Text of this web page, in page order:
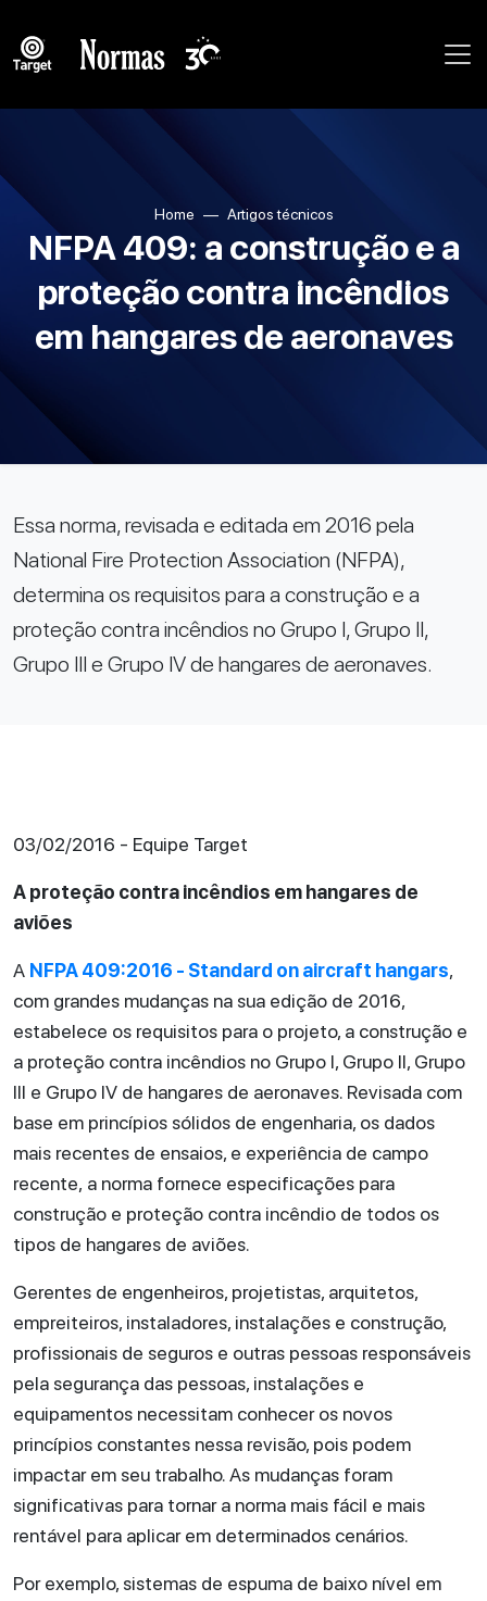
Home Artigos técnicos
NFPA 409: a construção e a
proteção contra incêndios
em hangares de aeronaves
Essa norma, revisada e editada em 2016 pela
National Fire Protection Association (NFPA),
determina os requisitos para a construção e a
proteção contra incêndios no Grupo I, Grupo II,
Grupo III e Grupo IV de hangares de aeronaves.
03/02/2016 - Equipe Target
A proteção contra incêndios em hangares de
aviões
A NFPA 409:2016 - Standard on aircraft hangars,
com grandes mudanças na sua edição de 2016,
estabelece os requisitos para o projeto, a construção e
a proteção contra incêndios no Grupo I, Grupo II, Grupo
III e Grupo IV de hangares de aeronaves. Revisada com
base em princípios sólidos de engenharia, os dados
mais recentes de ensaios, e experiência de campo
recente, a norma fornece especificações para
construção e proteção contra incêndio de todos os
tipos de hangares de aviões.
Gerentes de engenheiros, projetistas, arquitetos,
empreiteiros, instaladores, instalações e construção,
profissionais de seguros e outras pessoas responsáveis
pela segurança das pessoas, instalações e
equipamentos necessitam conhecer os novos
princípios constantes nessa revisão, pois podem
impactar em seu trabalho. As mudanças foram
significativas para tornar a norma mais fácil e mais
rentável para aplicar em determinados cenários.
Por exemplo, sistemas de espuma de baixo nível em